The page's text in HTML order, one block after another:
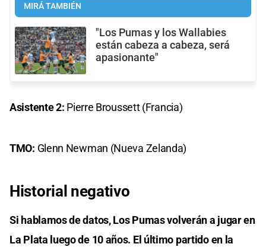
MIRÁ TAMBIÉN
"Los Pumas y los Wallabies
están cabeza a cabeza, será
apasionante"
Asistente 2: Pierre Broussett (Francia)
TMO: Glenn Newman (Nueva Zelanda)
Historial negativo
Si hablamos de datos, Los Pumas volverán a jugar en
La Plata luego de 10 años. El último partido en la